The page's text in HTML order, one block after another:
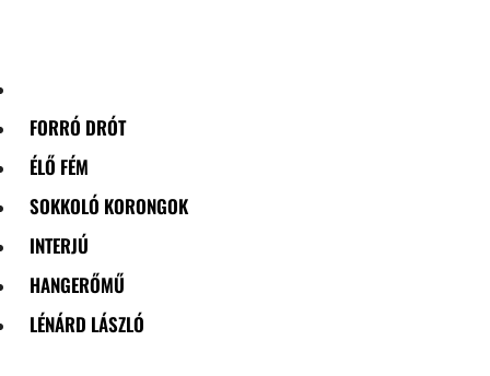
FORRÓ DRÓT
ÉLŐ FÉM
SOKKOLÓ KORONGOK
INTERJÚ
HANGERŐMŰ
LÉNÁRD LÁSZLÓ